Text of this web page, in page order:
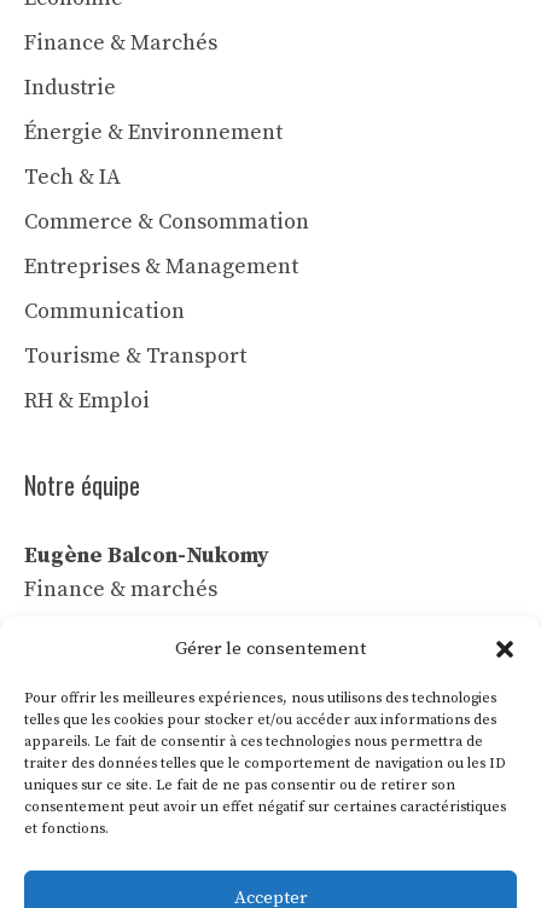
Gérer le consentement
Pour offrir les meilleures expériences, nous utilisons des technologies
telles que les cookies pour stocker et/ou accéder aux informations des
appareils. Le fait de consentir à ces technologies nous permettra de
traiter des données telles que le comportement de navigation ou les ID
uniques sur ce site. Le fait de ne pas consentir ou de retirer son
consentement peut avoir un effet négatif sur certaines caractéristiques
et fonctions.
Accepter
Finance & Marchés
Industrie
Énergie & Environnement
Tech & IA
Commerce & Consommation
Entreprises & Management
Communication
Tourisme & Transport
RH & Emploi
Notre équipe
Eugène Balcon-Nukomy
Finance & marchés
Céline Vaubert
Léa Voss
Commerce & communication
Roland Villon
Industrie & énergie
Marie Lakanal